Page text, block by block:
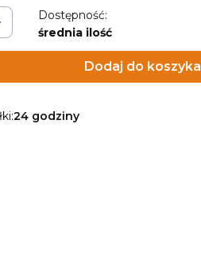
Dostępność:
średnia ilość
Dodaj do koszyka
24 godziny